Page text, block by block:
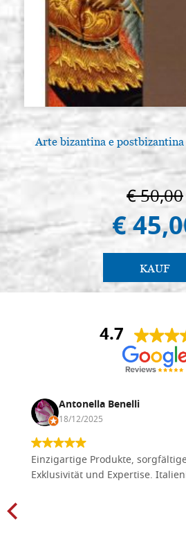
Arte bizantina e postbizantina
€ 50,00
€
KAUF
4.7
Antonella Benelli
18/12/2025
Einzigartige Produkte,
Exklusivität und Expertise.